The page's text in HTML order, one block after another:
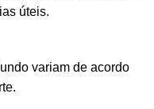
úteis.
variam de acordo